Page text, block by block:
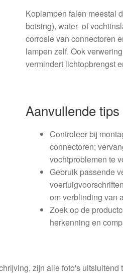
Koplampen falen meestal
botsing), water- of
corrosie van connectoren
lampen zelf. Ook
vermindert lichtopbrengst
Aanvullende tips
Controleer bij
connectoren;
vochtproblemen te
Gebruik passende
om verblinding van
Zoek op de
herkenning en
zijn alle foto's uitsluitend